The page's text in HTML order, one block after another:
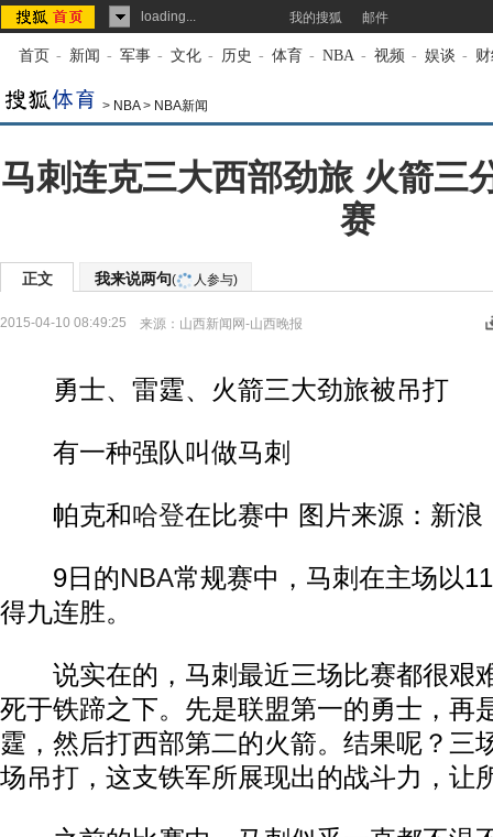
loading... 我的搜狐 邮件
首页 - 新闻 - 军事 - 文化 - 历史 - 体育 - NBA - 视频 - 娱谈 -
> NBA> NBA新闻
马刺连克三大西部劲旅 火箭三
赛
正文 我来说两句( 人参与)
2015-04-10 08:49:25 来源： 山西新闻网-山西晚报
勇士、雷霆、火箭三大劲旅被吊打
有一种强队叫做马刺
帕克和哈登在比赛中 图片来源：新浪
9日的NBA常规赛中，马刺在主场以
得九连胜。
说实在的，马刺最近三场比赛都很艰
死于铁蹄之下。先是联盟第一的勇士，再
霆，然后打西部第二的火箭。结果呢？三
场吊打，这支铁军所展现出的战斗力，让